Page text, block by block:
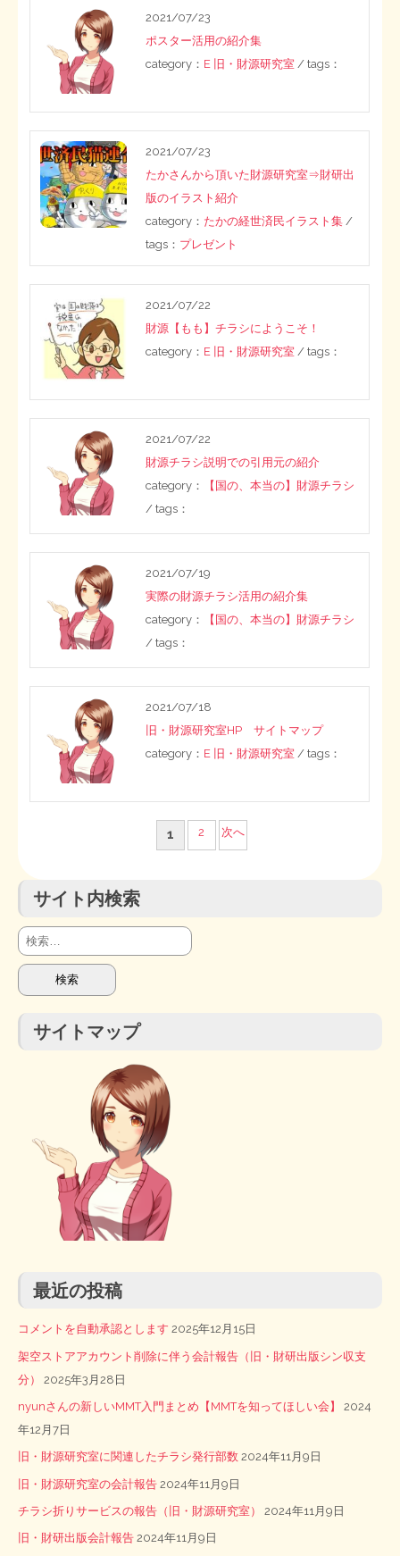
2021/07/23
ポスター活用の紹介集
category： E 旧・財源研究室 / tags：
2021/07/23
たかさんから頂いた財源研究室⇒財研出
版のイラスト紹介
category： たかの経世済民イラスト集 /
tags： プレゼント
2021/07/22
財源【もも】チラシにようこそ！
category： E 旧・財源研究室 / tags：
2021/07/22
財源チラシ説明での引用元の紹介
category：
【国の、本当の】財源チラシ
/ tags：
2021/07/19
実際の財源チラシ活用の紹介集
category：
【国の、本当の】財源チラシ
/ tags：
2021/07/18
旧・財源研究室HP サイトマップ
category： E 旧・財源研究室 / tags：
の
ペ
送
1 2 次へ
サイト内検索
検
索:
サイトマップ
最近の投稿
コメントを自動承認とします 2025年12月15日
架空ストアアカウント削除に伴う会計報告（旧・財研出版シン収支
分）
2025年3月28日
nyunさんの新しいMMT入門まとめ【MMTを知ってほしい会】
2024
年12月7日
旧・財源研究室に関連したチラシ発行部数 2024年11月9日
旧・財源研究室の会計報告 2024年11月9日
チラシ折りサービスの報告（旧・財源研究室） 2024年11月9日
旧・財研出版会計報告 2024年11月9日